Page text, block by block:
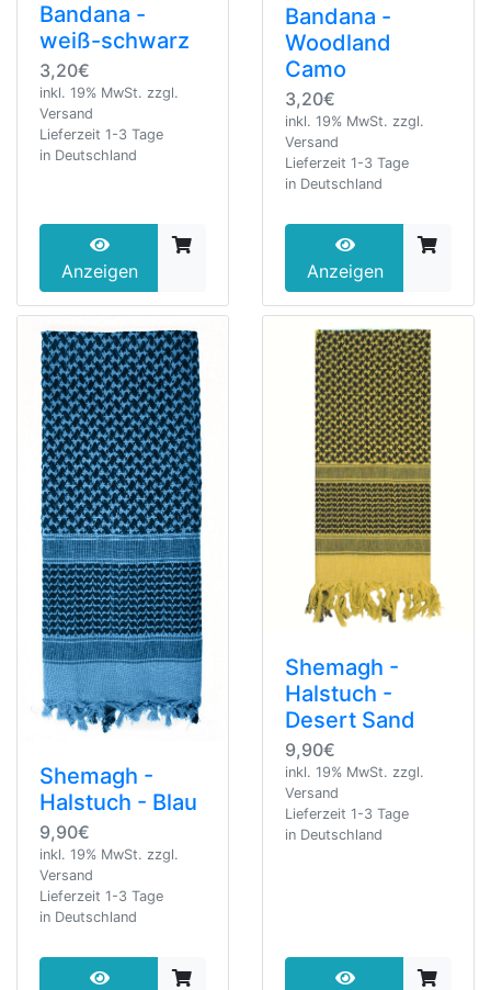
Bandana -
weiß-schwarz
3,20€
inkl. 19% MwSt. zzgl.
Versand
Lieferzeit 1-3 Tage
in Deutschland
Anzeigen
Bandana -
Woodland
Camo
3,20€
inkl. 19% MwSt. zzgl.
Versand
Lieferzeit 1-3 Tage
in Deutschland
Anzeigen
Shemagh -
Halstuch - Blau
9,90€
inkl. 19% MwSt. zzgl.
Versand
Lieferzeit 1-3 Tage
in Deutschland
Shemagh -
Halstuch -
Desert Sand
9,90€
inkl. 19% MwSt. zzgl.
Versand
Lieferzeit 1-3 Tage
in Deutschland